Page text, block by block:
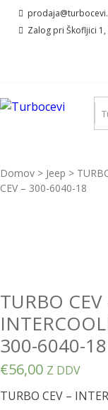
Skip
Skip
Zalog pri Škofljici 1,
Domov > Jeep >
CEV – 300-6040-18
TURBO CEV
300-6040-18
€56,00 Z DDV
TURBO CEV –